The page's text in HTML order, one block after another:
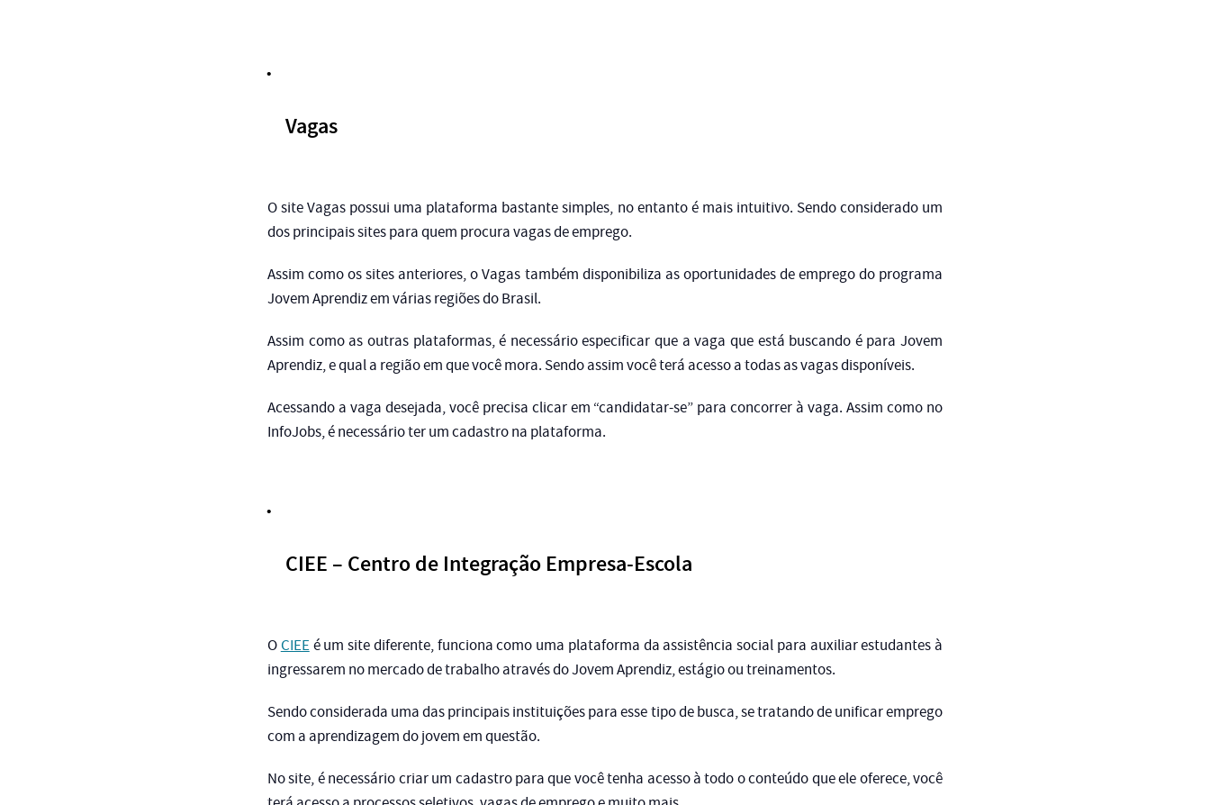
Vagas
O site Vagas possui uma plataforma bastante simples, no entanto é mais intuitivo. Sendo considerado um
dos principais sites para quem procura vagas de emprego.
Assim como os sites anteriores, o Vagas também disponibiliza as oportunidades de emprego do programa
Jovem Aprendiz em várias regiões do Brasil.
Assim como as outras plataformas, é necessário especificar que a vaga que está buscando é para Jovem
Aprendiz, e qual a região em que você mora. Sendo assim você terá acesso a todas as vagas disponíveis.
Acessando a vaga desejada, você precisa clicar em “candidatar-se” para concorrer à vaga. Assim como no
InfoJobs, é necessário ter um cadastro na plataforma.
CIEE – Centro de Integração Empresa-Escola
OCIEEé um site diferente, funciona como uma plataforma da assistência social para auxiliar estudantes à
ingressarem no mercado de trabalho através do Jovem Aprendiz, estágio ou treinamentos.
Sendo considerada uma das principais instituições para esse tipo de busca, se tratando de unificar emprego
com a aprendizagem do jovem em questão.
No site, é necessário criar um cadastro para que você tenha acesso à todo o conteúdo que ele oferece, você